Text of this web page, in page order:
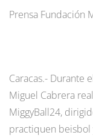
Prensa Fundación
Caracas.- Durante
Miguel Cabrera
MiggyBall24,
practiquen beisbol